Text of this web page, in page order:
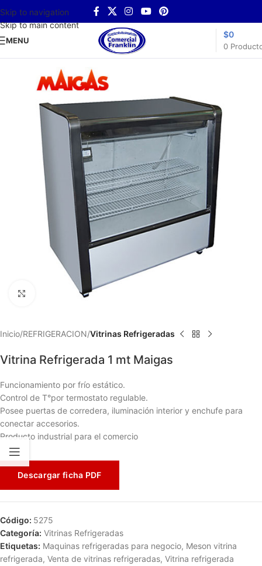
Skip to navigation
Skip to main content
MENU
0
$0
Haga clic para ampliar
Inicio REFRIGERACION Vitrinas Refrigeradas
Vitrina Refrigerada 1 mt Maigas
Funcionamiento por frío estático.
Control de T°por termostato regulable.
Posee puertas de corredera, iluminación interior y enchufe para
conectar accesorios.
Producto industrial para el comercio
Descargar ficha PDF
Código: 5275
Categoría: Vitrinas Refrigeradas
Etiquetas: Maquinas refrigeradas para negocio, Meson vitrina
refrigerada, Venta de vitrinas refrigeradas, Vitrina refrigerada